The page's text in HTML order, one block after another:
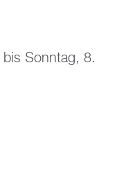
bis Sonntag, 8.